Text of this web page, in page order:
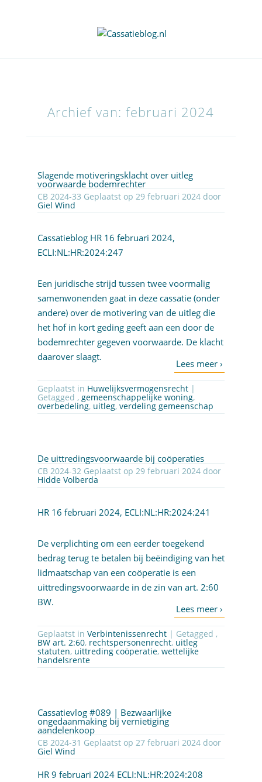
Archief van: februari 2024
Slagende motiveringsklacht over uitleg
voorwaarde bodemrechter
CB 2024-33 Geplaatst op 29 februari 2024 door
Giel Wind
Cassatieblog HR 16 februari 2024,
ECLI:NL:HR:2024:247
Een juridische strijd tussen twee voormalig
samenwonenden gaat in deze cassatie (onder
andere) over de motivering van de uitleg die
het hof in kort geding geeft aan een door de
bodemrechter gegeven voorwaarde. De klacht
daarover slaagt.
Geplaatst in Huwelijksvermogensrecht|
Getagged , gemeenschappelijke woning,
overbedeling, uitleg, verdeling gemeenschap
De uittredingsvoorwaarde bij coöperaties
CB 2024-32 Geplaatst op 29 februari 2024 door
Hidde Volberda
HR 16 februari 2024, ECLI:NL:HR:2024:241
De verplichting om een eerder toegekend
bedrag terug te betalen bij beëindiging van het
lidmaatschap van een coöperatie is een
uittredingsvoorwaarde in de zin van art. 2:60
BW.
Geplaatst in Verbintenissenrecht | Getagged ,
BW art. 2:60, rechtspersonenrecht, uitleg
statuten, uittreding coöperatie, wettelijke
handelsrente
Cassatievlog #089 | Bezwaarlijke
ongedaanmaking bij vernietiging
aandelenkoop
CB 2024-31 Geplaatst op 27 februari 2024 door
Giel Wind
HR 9 februari 2024 ECLI:NL:HR:2024:208